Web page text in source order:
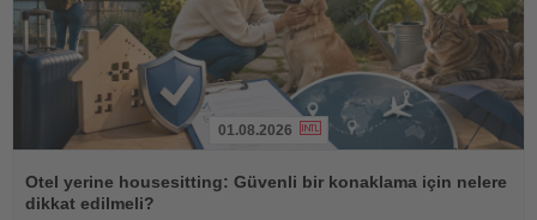
Oku
01.08.2026
Otel yerine housesitting: Güvenli bir konaklama için nelere
dikkat edilmeli?